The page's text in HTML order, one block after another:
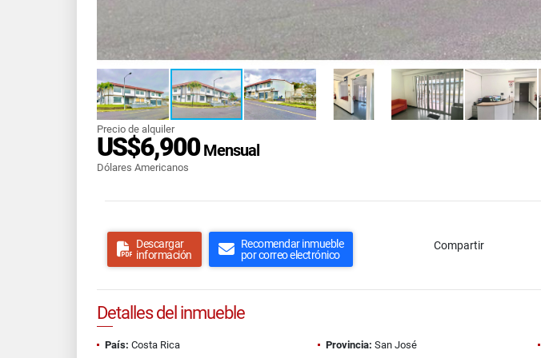
Precio de alquiler
US$6,900Mensual
Dólares Americanos
Descargar
información
Recomendar inmueble
por correo electrónico
Compartir
Detalles del inmueble
País: Costa Rica Provincia: San José